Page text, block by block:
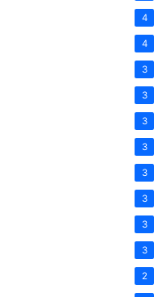
4
4
3
3
3
3
3
3
3
3
2